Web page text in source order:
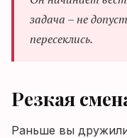
задача – не
пересеклись.
Резкая
Раньше вы